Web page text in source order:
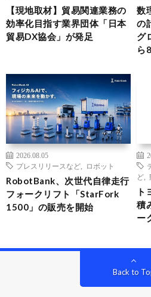
【現地取材】貿易関連業務の
効率化目指す業界団体「日本
貿易DX協会」が発足
数
の
グ
ら
2026.08.05
プレスリリースなど
ロボット
RobotBank、次世代自律走行
フォークリフト「StarFork
1500」の販売を開始
ど
ト
積
ー
Back to